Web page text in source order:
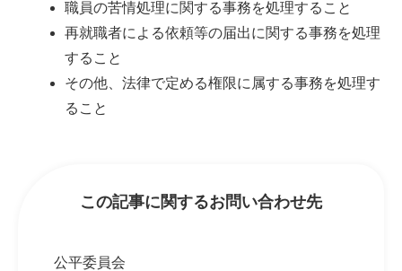
職員の苦情処理に関する事務を処理すること
再就職者による依頼等の届出に関する事務を処理
すること
その他、法律で定める権限に属する事務を処理す
ること
この記事に関するお問い合わせ先
公平委員会